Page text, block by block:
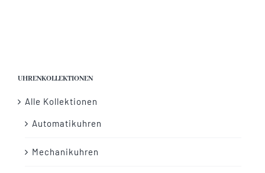
UHRENKOLLEKTIONEN
Alle Kollektionen
Automatikuhren
Mechanikuhren